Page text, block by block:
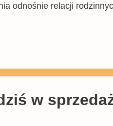
odnośnie relacji
Sknerusa czy
w